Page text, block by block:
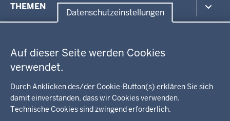
Datenschutzeinstellungen
Auf dieser Seite werden Cookies
verwendet.
Durch Anklicken des/der Cookie-Button(s) erklären Sie sich
damit einverstanden, dass wir Cookies verwenden.
Technische Cookies sind zwingend erforderlich.
der
THEMEN
Kommunalaufsicht, Planung, Verkehr
Energie, Bergbau
Recht, Ordnung
Integration, Migration
Behördenleitung
Regierungsbezirk
KARRIERE
Stellenausschreibungen
Aktuelle Ausbildungsstellen und Praktika